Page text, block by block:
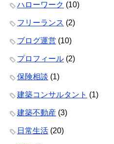
ハローワーク (10)
フリーランス (2)
ブログ運営 (10)
プロフィール (2)
保険相談 (1)
建築コンサルタント (1)
建築不動産 (3)
日常生活 (20)